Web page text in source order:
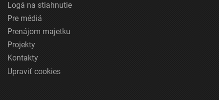
Logá na stiahnutie
Pre médiá
Prenájom majetku
Projekty
Kontakty
Upraviť cookies